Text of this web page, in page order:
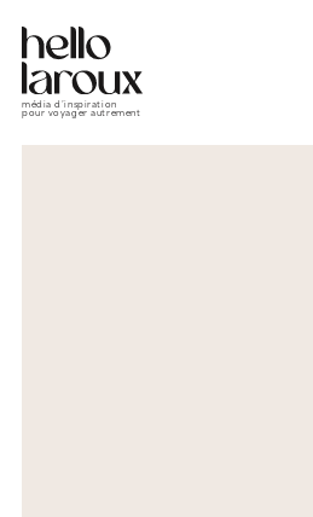
média d’inspiration
pour voyager autrement